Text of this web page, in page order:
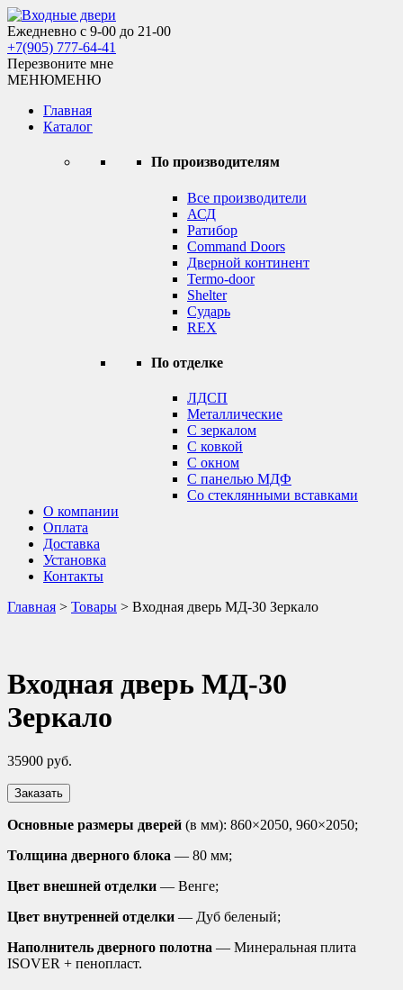
Skip
to
content
Входные двери
Ежедневно с 9-00 до 21-00
+7(905) 777-64-41
Перезвоните мне
МЕНЮМЕНЮ
Главная
Каталог
По производителям
Все производители
АСД
Ратибор
Command Doors
Дверной континент
Termo-door
Shelter
Сударь
REX
По отделке
ЛДСП
Металлические
С зеркалом
С ковкой
С окном
С панелью МДФ
Со стеклянными вставками
О компании
Оплата
Доставка
Установка
Контакты
Главная > Товары > Входная дверь МД-30 Зеркало
Входная дверь МД-30
Зеркало
35900 руб.
Заказать
Основные размеры дверей (в мм): 860×2050, 960×2050;
Толщина дверного блока — 80 мм;
Цвет внешней отделки — Венге;
Цвет внутренней отделки — Дуб беленый;
Наполнитель дверного полотна — Минеральная плита
ISOVER + пенопласт.